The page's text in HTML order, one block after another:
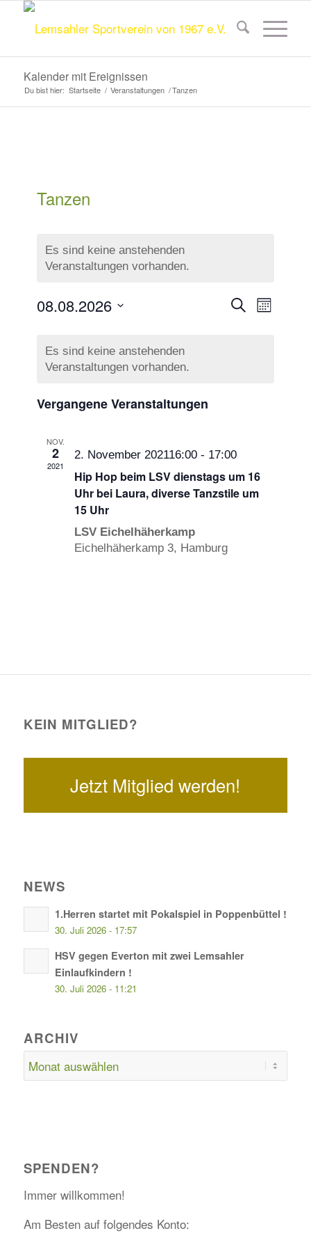
Kalender mit Ereignissen
Du bist hier: Startseite / Veranstaltungen /Tanzen
Tanzen
Es sind keine anstehenden
Veranstaltungen vorhanden.
SucheMonat
08.08.2026
wählen.
von
Veranstaltungen
Es sind keine anstehenden
Veranstaltungen vorhanden.
Vergangene Veranstaltungen
NOV.
2
2021
2. November 202116:00 - 17:00
Hip Hop beim LSV dienstags um 16
Uhr bei Laura, diverse Tanzstile um
15 Uhr
LSV Eichelhäherkamp
Eichelhäherkamp 3, Hamburg
KEIN MITGLIED?
Jetzt Mitglied werden!
NEWS
1.Herren startet mit Pokalspiel in Poppenbüttel !
30. Juli 2026 - 17:57
HSV gegen Everton mit zwei Lemsahler
Einlaufkindern !
30. Juli 2026 - 11:21
ARCHIV
SPENDEN?
Immer willkommen!
Am Besten auf folgendes Konto: